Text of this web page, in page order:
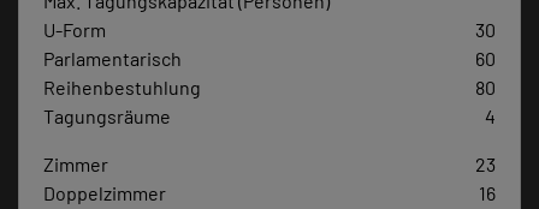
U-Form
30
Parlamentarisch
60
Reihenbestuhlung
80
Tagungsräume
4
Zimmer
23
Doppelzimmer
16